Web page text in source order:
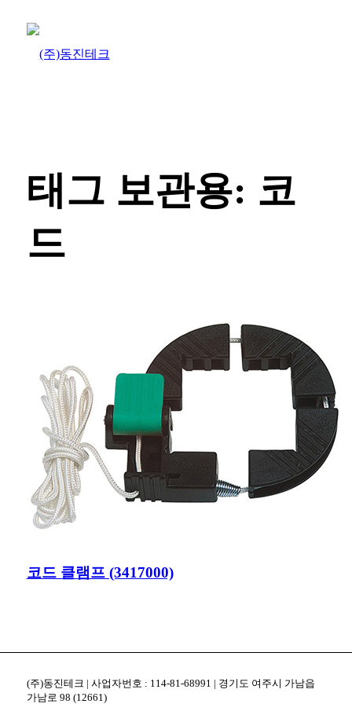
태그 보관용: 코
드
코드 클램프 (3417000)
(주)동진테크 | 사업자번호 : 114-81-68991 | 경기도 여주시 가남읍
가남로 98 (12661)